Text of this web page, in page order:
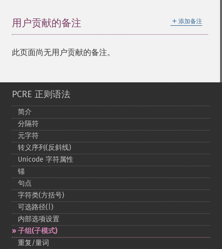
＋ 添加备注
用户贡献的备注
此页面尚无用户贡献的备注。
PCRE 正则语法
简介
分隔符
元字符
转义序列(反斜线)
Unicode 字符属性
锚
句点
字符类(方括号)
可选路径(|)
内部选项设置
子组(子模式)
重复/量词